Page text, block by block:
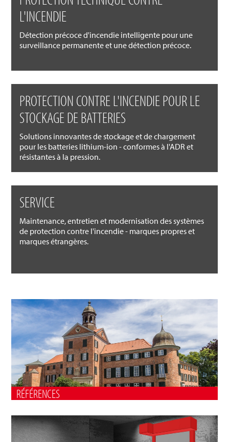
L'INCENDIE
Détection précoce d'incendie intelligente pour une
surveillance permanente et une détection précoce.
PROTECTION CONTRE L'INCENDIE POUR LE
STOCKAGE DE BATTERIES
Solutions innovantes de stockage et de chargement
pour les batteries lithium-ion - conformes à l'ADR et
résistantes à la pression.
SERVICE
Maintenance, entretien et modernisation des systèmes
de protection contre l'incendie - marques propres et
marques étrangères.
RÉFÉRENCES